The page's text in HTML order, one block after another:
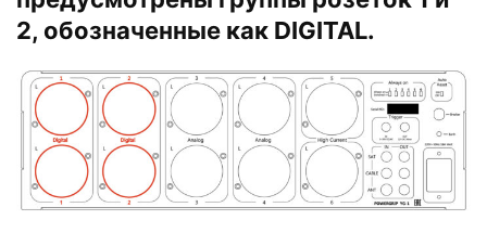
2, обозначенные как DIGITAL.